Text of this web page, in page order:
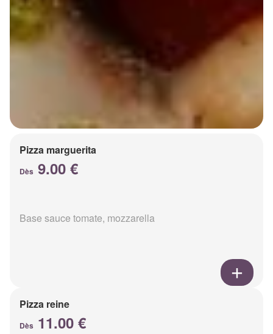
Pizza marguerita
Dès 9.00 €
Base sauce tomate, mozzarella
Pizza reine
Dès 11.00 €